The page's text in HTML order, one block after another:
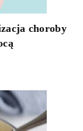
choroby